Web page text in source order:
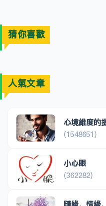
猜你喜歡
人氣文章
心境維度的
(1548651)
小心眼
(362282)